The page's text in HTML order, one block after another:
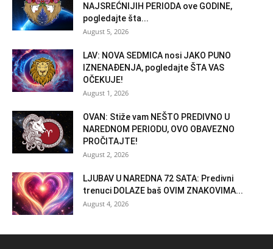
NAJSREĆNIJIH PERIODA ove GODINE,
pogledajte šta...
August 5, 2026
LAV: NOVA SEDMICA nosi JAKO PUNO
IZNENAĐENJA, pogledajte ŠTA VAS
OČEKUJE!
August 1, 2026
OVAN: Stiže vam NEŠTO PREDIVNO U
NAREDNOM PERIODU, OVO OBAVEZNO
PROČITAJTE!
August 2, 2026
LJUBAV U NAREDNA 72 SATA: Predivni
trenuci DOLAZE baš OVIM ZNAKOVIMA...
August 4, 2026